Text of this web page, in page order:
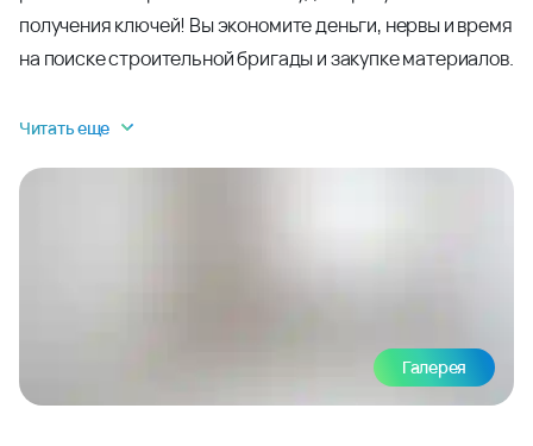
получения ключей! Вы экономите деньги, нервы и время
на поиске строительной бригады и закупке материалов.
Читать еще
Галерея